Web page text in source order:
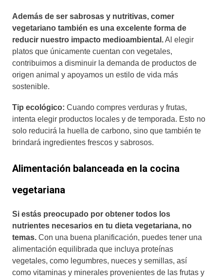
Además de ser sabrosas y nutritivas, comer
vegetariano también es una excelente forma de
reducir nuestro impacto medioambiental.Al elegir
platos que únicamente cuentan con vegetales,
contribuimos a disminuir la demanda de productos de
origen animal y apoyamos un estilo de vida más
sostenible.
Tip ecológico: Cuando compres verduras y frutas,
intenta elegir productos locales y de temporada. Esto no
solo reducirá la huella de carbono, sino que también te
brindará ingredientes frescos y sabrosos.
Alimentación balanceada en la cocina
vegetariana
Si estás preocupado por obtener todos los
nutrientes necesarios en tu dieta vegetariana, no
temas. Con una buena planificación, puedes tener una
alimentación equilibrada que incluya proteínas
vegetales, como legumbres, nueces y semillas, así
como vitaminas y minerales provenientes de las frutas y